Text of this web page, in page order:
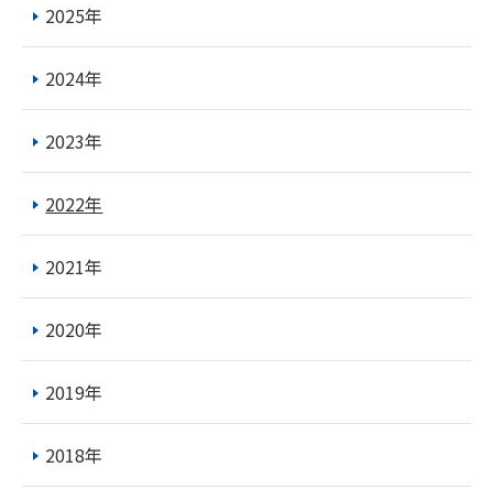
2025年
2024年
2023年
2022年
2021年
2020年
2019年
2018年